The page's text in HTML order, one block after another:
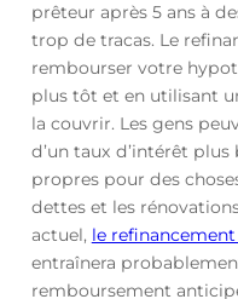
prêteur après 5 ans à
trop de tracas. Le
rembourser votre
plus tôt et en utilisant
la couvrir. Les gens
d’un taux d’intérêt
propres pour des
dettes et les
actuel, le
entraînera
remboursement